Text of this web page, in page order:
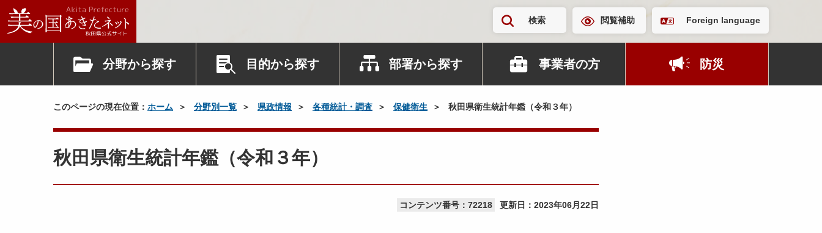
検索 閲覧補助 Foreign language
分野から探す 目的から探す 部署から探す 事業者の方 防災
このページの現在位置： ホーム 分野別一覧 県政情報 各種統計・調査 保健衛生 秋田県衛生統計年鑑（令和３年）
秋田県衛生統計年鑑（令和３年）
コンテンツ番号：72218 更新日： 2023年06月22日